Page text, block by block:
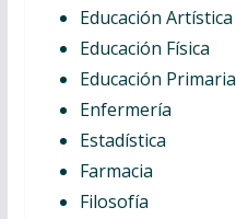
Educación Artística
Educación Física
Educación Primaria
Enfermería
Estadística
Farmacia
Filosofía